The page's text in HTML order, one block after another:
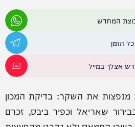
המחדש
הזמן
אצלך במייל
את השקר: בדיקת המכון
שאריאל וכפיר ביבס, זכרם